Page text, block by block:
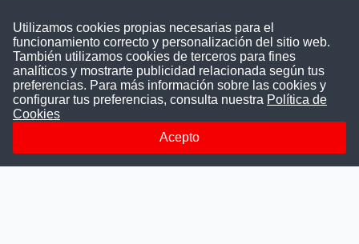
Puede comunicarse con nosotros a través
nuestras redes sociales o del correo:
contacto@convocatoriasdetrabajo.com
Siguenos en:
Utilizamos cookies propias necesarias para el
funcionamiento correcto y personalización del sitio web.
También utilizamos cookies de terceros para fines
analíticos y mostrarte publicidad relacionada según tus
preferencias. Para más información sobre las cookies y
configurar tus preferencias, consulta nuestra Política de
Cookies
Acepto